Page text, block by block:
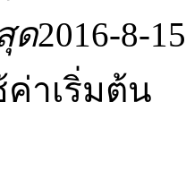
ด2016-8-
ค่าเริ่มต้น